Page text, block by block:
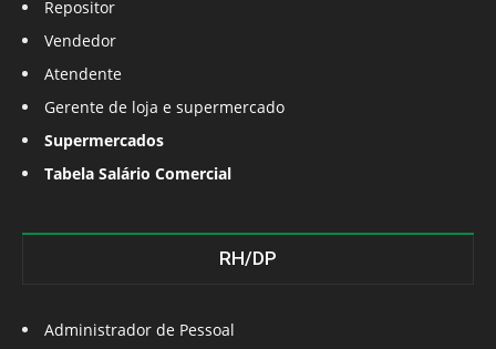
Repositor
Vendedor
Atendente
Gerente de loja e supermercado
Supermercados
Tabela Salário Comercial
RH/DP
Administrador de Pessoal